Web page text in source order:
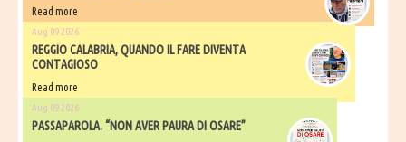
Read more
Aug 09 2026
REGGIO CALABRIA, QUANDO IL FARE DIVENTA
CONTAGIOSO
Read more
Aug 09 2026
PASSAPAROLA. “NON AVER PAURA DI OSARE”